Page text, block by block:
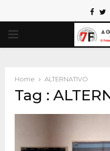
PRIMARY
Home ALTERNATIVO
Tag :